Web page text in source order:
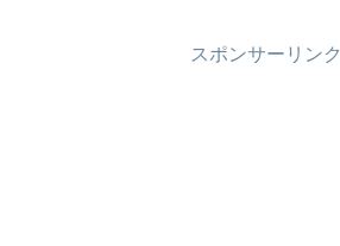
スポンサーリンク